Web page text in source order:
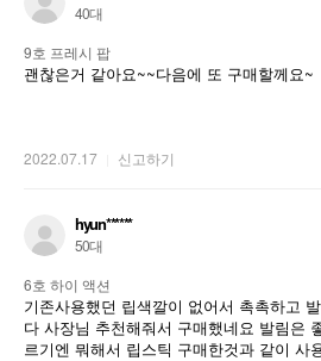
40대
9호 프레시 팝
괜찮은거 같아요~~다음에 또 구매할께요~
2022.07.17 신고하기
hyun******
50대
6호 하이 액션
기존사용했던 립색깔이 없어서 촉촉하고
다 사장님 추천해줘서 구매했네요 발림은
르기엔 뭐해서 립스틱 구매한것과 같이 사